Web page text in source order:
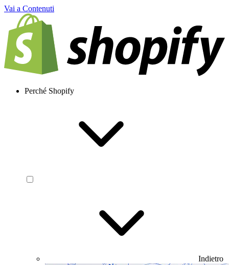
Vai a Contenuti
Perché Shopify
Indietro